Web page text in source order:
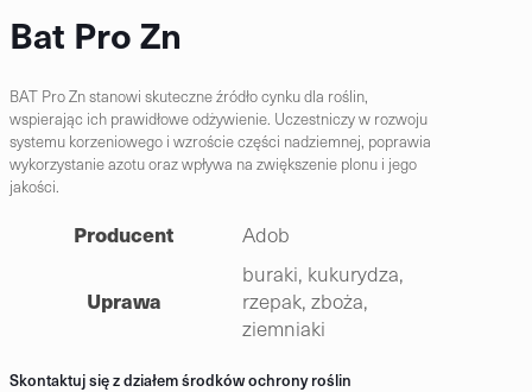
Bat Pro Zn
BAT Pro Zn stanowi skuteczne źródło cynku dla roślin,
wspierając ich prawidłowe odżywienie. Uczestniczy w rozwoju
systemu korzeniowego i wzroście części nadziemnej, poprawia
wykorzystanie azotu oraz wpływa na zwiększenie plonu i jego
jakości.
Producent Adob
Uprawa
buraki, kukurydza,
rzepak, zboża,
ziemniaki
Skontaktuj się z działem środków ochrony roślin